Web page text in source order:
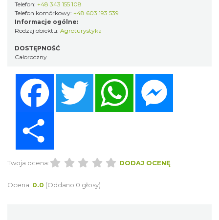
Telefon: +48 343 155 108
Telefon komórkowy: +48 603 193 539
Informacje ogólne:
Rodzaj obiektu: Agroturystyka
DOSTĘPNOŚĆ
Całoroczny
Twitter WhatsApp
Twoja ocena: DODAJ OCENĘ
Ocena: 0.0 (Oddano 0 głosy)